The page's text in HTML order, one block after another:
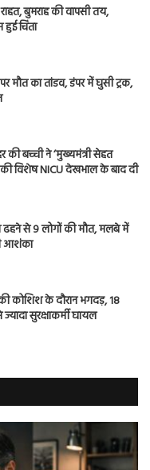
बुमराह की वापसी तय,
चिंता
मौत का तांडव, डंपर में घुसी ट्रक,
की बच्ची ने ‘मुख्यमंत्री सेहत
विशेष NICU देखभाल के बाद दी
ढहने से 9 लोगों की मौत, मलबे में
आशंका
कोशिश के दौरान भगदड़, 18
सुरक्षाकर्मी घायल